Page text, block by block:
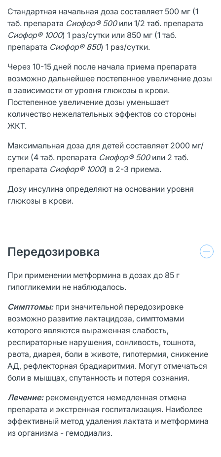
Стандартная начальная доза составляет 500 мг (1
таб. препарата Сиофор® 500или 1/2 таб. препарата
Сиофор® 1000) 1 раз/сутки или 850 мг (1 таб.
препарата Сиофор® 850) 1 раз/сутки.
Через 10-15 дней после начала приема препарата
возможно дальнейшее постепенное увеличение дозы
в зависимости от уровня глюкозы в крови.
Постепенное увеличение дозы уменьшает
количество нежелательных эффектов со стороны
ЖКТ.
Максимальная доза для детей составляет 2000 мг/
сутки (4 таб. препарата Сиофор® 500или 2 таб.
препарата Сиофор® 1000) в 2-3 приема.
Дозу инсулина определяют на основании уровня
глюкозы в крови.
Передозировка
При применении метформина в дозах до 85 г
гипогликемии не наблюдалось.
Симптомы:при значительной передозировке
возможно развитие лактацидоза, симптомами
которого являются выраженная слабость,
респираторные нарушения, сонливость, тошнота,
рвота, диарея, боли в животе, гипотермия, снижение
АД, рефлекторная брадиаритмия. Могут отмечаться
боли в мышцах, спутанность и потеря сознания.
Лечение: рекомендуется немедленная отмена
препарата и экстренная госпитализация. Наиболее
эффективный метод удаления лактата и метформина
из организма - гемодиализ.